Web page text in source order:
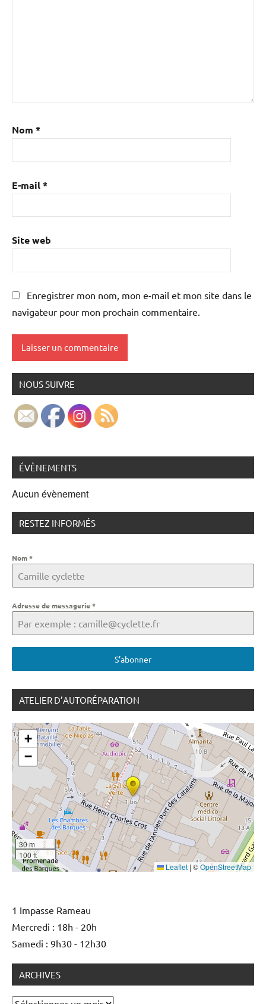
Nom *
E-mail*
Site web
Enregistrer mon nom, mon e-mail et mon site dans le
navigateur pour mon prochain commentaire.
NOUS SUIVRE
ÉVÈNEMENTS
Aucun évènement
RESTEZ INFORMÉS
Nom*
Adresse de messagerie*
S’abonner
ATELIER D’AUTORÉPARATION
+
−
30 m
100 ft
Leaflet | ©OpenStreetMap
1 Impasse Rameau
Mercredi : 18h - 20h
Samedi : 9h30 - 12h30
ARCHIVES